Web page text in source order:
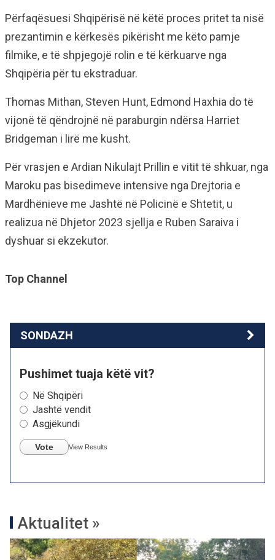
Përfaqësuesi Shqipërisë në këtë proces pritet ta nisë
prezantimin e kërkesës pikërisht me këto pamje
filmike, e të shpjegojë rolin e të kërkuarve nga
Shqipëria për tu ekstraduar.
Thomas Mithan, Steven Hunt, Edmond Haxhia do të
vijonë të qëndrojnë në paraburgin ndërsa Harriet
Bridgeman i lirë me kusht.
Për vrasjen e Ardian Nikulajt Prillin e vitit të shkuar, nga
Maroku pas bisedimeve intensive nga Drejtoria e
Mardhënieve me Jashtë në Policinë e Shtetit, u
realizua në Dhjetor 2023 sjellja e Ruben Saraiva i
dyshuar si ekzekutor.
Top Channel
SONDAZH
Pushimet tuaja këtë vit?
Në Shqipëri
Jashtë vendit
Asgjëkundi
Vote View Results
Aktualitet »